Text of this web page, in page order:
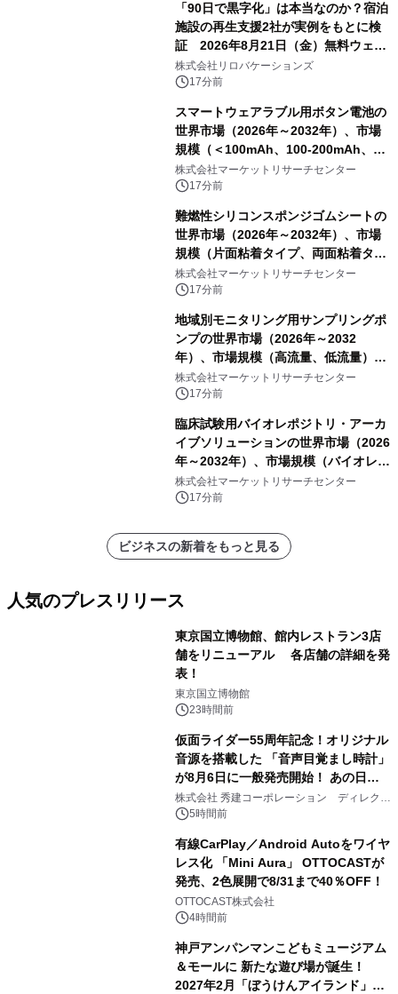
「90日で黒字化」は本当なのか？宿泊
施設の再生支援2社が実例をもとに検
証 2026年8月21日（金）無料ウェビ
ナー開催
株式会社リロバケーションズ
17分前
スマートウェアラブル用ボタン電池の
世界市場（2026年～2032年）、市場
規模（＜100mAh、100-200mAh、＞
200mAh）・分析レポートを発表
株式会社マーケットリサーチセンター
17分前
難燃性シリコンスポンジゴムシートの
世界市場（2026年～2032年）、市場
規模（片面粘着タイプ、両面粘着タイ
プ）・分析レポートを発表
株式会社マーケットリサーチセンター
17分前
地域別モニタリング用サンプリングポ
ンプの世界市場（2026年～2032
年）、市場規模（高流量、低流量）・
分析レポートを発表
株式会社マーケットリサーチセンター
17分前
臨床試験用バイオレポジトリ・アーカ
イブソリューションの世界市場（2026
年～2032年）、市場規模（バイオレポ
ジトリサービス、アーカイブソリュー
ションサービス）・分析レポートを発
株式会社マーケットリサーチセンター
17分前
ビジネスの新着をもっと見る
人気のプレスリリース
東京国立博物館、館内レストラン3店
舗をリニューアル 各店舗の詳細を発
表！
東京国立博物館
23時間前
仮面ライダー55周年記念！オリジナル
音源を搭載した 「音声目覚まし時計」
が8月6日に一般発売開始！ あの日の
大興奮が今甦る
株式会社 秀建コーポレーション ディレクト
アートギャラリー
5時間前
有線CarPlay／Android Autoをワイヤ
レス化 「Mini Aura」 OTTOCASTが
発売、2色展開で8/31まで40％OFF！
OTTOCAST株式会社
4時間前
神戸アンパンマンこどもミュージアム
＆モールに 新たな遊び場が誕生！
2027年2月「ぼうけんアイランド」が